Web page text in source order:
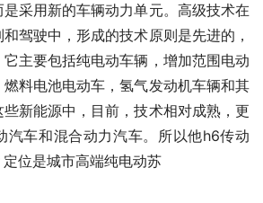
采用新的车辆动力单元。高级技术在
驾驶中，形成的技术原则是先进的，
主要包括纯电动车辆，增加范围电动
料电池电动车，氢气发动机车辆和其
新能源中，目前，技术相对成熟，更
汽车和混合动力汽车。所以他h6传动
位是城市高端纯电动苏